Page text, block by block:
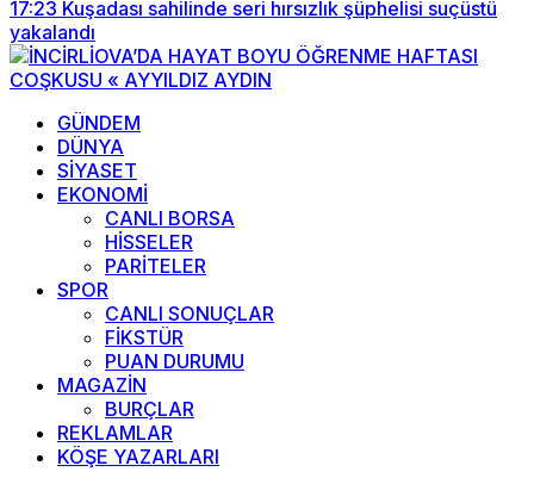
17:23 Kuşadası sahilinde seri hırsızlık şüphelisi suçüstü
yakalandı
GÜNDEM
DÜNYA
SİYASET
EKONOMİ
CANLI BORSA
HİSSELER
PARİTELER
SPOR
CANLI SONUÇLAR
FİKSTÜR
PUAN DURUMU
MAGAZİN
BURÇLAR
REKLAMLAR
KÖŞE YAZARLARI